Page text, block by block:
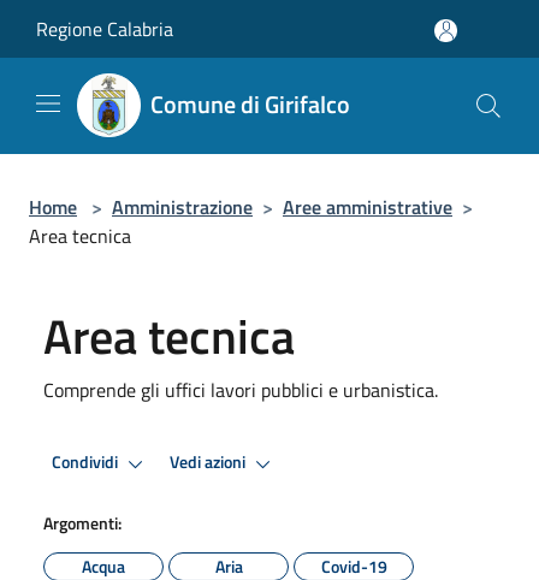
Regione Calabria
Comune di Girifalco
Home > Amministrazione > Aree amministrative >
Area tecnica
Area tecnica
Comprende gli uffici lavori pubblici e urbanistica.
Condividi Vedi azioni
Argomenti:
Acqua
Aria
Covid-19